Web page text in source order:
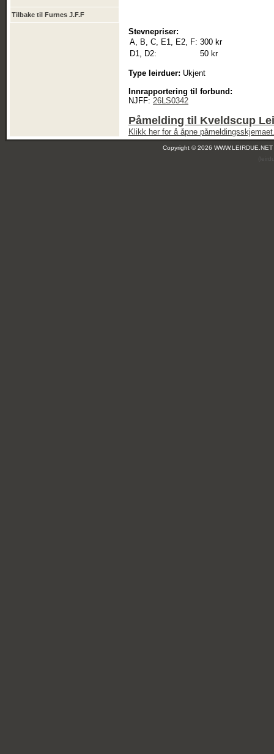
Tilbake til Furnes J.F.F
Stevnepriser:
A, B, C, E1, E2, F: 300 kr
D1, D2:
50 kr
Type leirduer: Ukjent
Innrapportering til forbund:
NJFF: 26LS0342
Påmelding til Kveldscup
Klikk her for å åpne
Copyright © 2026